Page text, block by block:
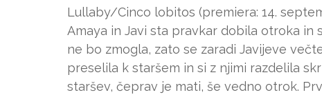
Lullaby/Cinco lobitos (premiera: 14.
Amaya in Javi sta pravkar dobila otroka in
ne bo zmogla, zato se zaradi Javijeve
preselila k staršem in si z njimi razdelila
staršev, čeprav je mati, še vedno otrok.